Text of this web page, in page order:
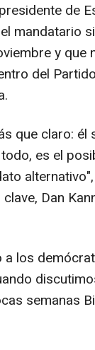
de
mandatario
y que
del
que claro: él
es el
Dan
los
semanas